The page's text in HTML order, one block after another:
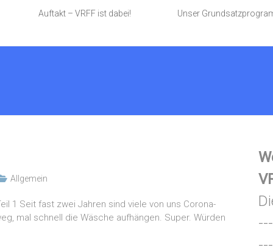
Auftakt – VRFF ist dabei! Unser
Allgemein
1 Seit fast zwei Jahren sind viele von uns Corona-
mal schnell die Wäsche aufhängen. Super. Würden